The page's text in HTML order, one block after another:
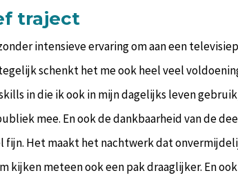
traject
intensieve ervaring om aan een
schenkt het me ook heel veel
in die ik ook in mijn dagelijks leven
mee. En ook de dankbaarheid van de
fijn. Het maakt het nachtwerk dat
kijken meteen ook een pak draaglijker. En